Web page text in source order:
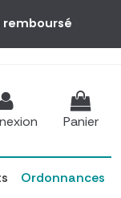
Panier
Ordonnances